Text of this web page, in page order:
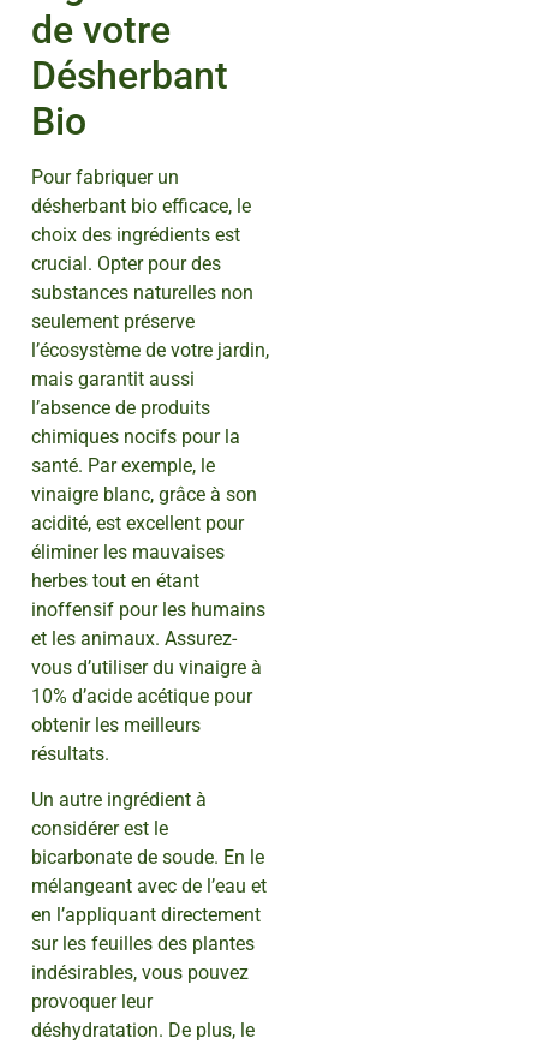
de votre
Désherbant
Bio
Pour fabriquer un
désherbant bio efficace, le
choix des ingrédients est
crucial. Opter pour des
substances naturelles non
seulement préserve
l’écosystème de votre jardin,
mais garantit aussi
l’absence de produits
chimiques nocifs pour la
santé. Par exemple, le
vinaigre blanc, grâce à son
acidité, est excellent pour
éliminer les mauvaises
herbes tout en étant
inoffensif pour les humains
et les animaux. Assurez-
vous d’utiliser du vinaigre à
10% d’acide acétique pour
obtenir les meilleurs
résultats.
Un autre ingrédient à
considérer est le
bicarbonate de soude. En le
mélangeant avec de l’eau et
en l’appliquant directement
sur les feuilles des plantes
indésirables, vous pouvez
provoquer leur
déshydratation. De plus, le